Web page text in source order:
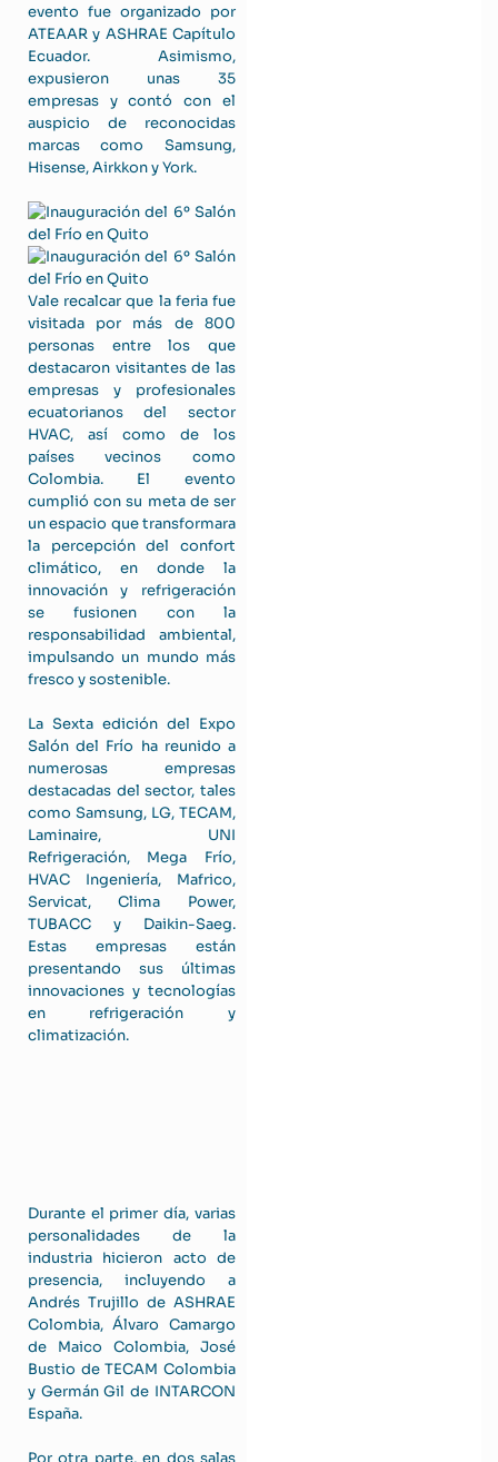
evento fue organizado por
ATEAAR y ASHRAE Capítulo
Ecuador. Asimismo,
expusieron unas 35
empresas y contó con el
auspicio de reconocidas
marcas como Samsung,
Hisense, Airkkon y York.
Vale recalcar que la feria fue
visitada por más de 800
personas entre los que
destacaron visitantes de las
empresas y profesionales
ecuatorianos del sector
HVAC, así como de los
países vecinos como
Colombia. El evento
cumplió con su meta de ser
un espacio que transformara
la percepción del confort
climático, en donde la
innovación y refrigeración
se fusionen con la
responsabilidad ambiental,
impulsando un mundo más
fresco y sostenible.
La Sexta edición del Expo
Salón del Frío ha reunido a
numerosas empresas
destacadas del sector, tales
como Samsung, LG, TECAM,
Laminaire, UNI
Refrigeración, Mega Frío,
HVAC Ingeniería, Mafrico,
Servicat, Clima Power,
TUBACC y Daikin-Saeg.
Estas empresas están
presentando sus últimas
innovaciones y tecnologías
en refrigeración y
climatización.
Durante el primer día, varias
personalidades de la
industria hicieron acto de
presencia, incluyendo a
Andrés Trujillo de ASHRAE
Colombia, Álvaro Camargo
de Maico Colombia, José
Bustio de TECAM Colombia
y Germán Gil de INTARCON
España.
Por otra parte, en dos salas